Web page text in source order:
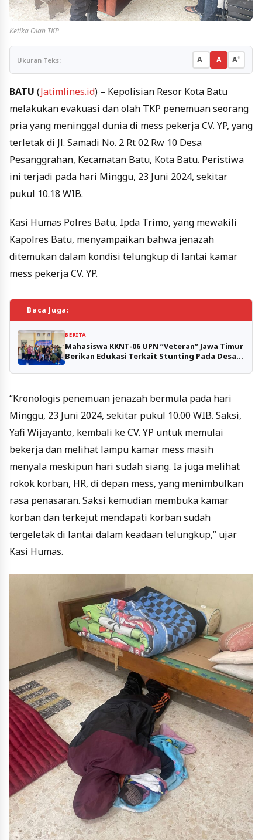
Ketika Olah TKP
Ukuran Teks: A− A A+
BATU (Jatimlines.id) – Kepolisian Resor Kota Batu
melakukan evakuasi dan olah TKP penemuan seorang
pria yang meninggal dunia di mess pekerja CV. YP, yang
terletak di Jl. Samadi No. 2 Rt 02 Rw 10 Desa
Pesanggrahan, Kecamatan Batu, Kota Batu. Peristiwa
ini terjadi pada hari Minggu, 23 Juni 2024, sekitar
pukul 10.18 WIB.
Kasi Humas Polres Batu, Ipda Trimo, yang mewakili
Kapolres Batu, menyampaikan bahwa jenazah
ditemukan dalam kondisi telungkup di lantai kamar
mess pekerja CV. YP.
Baca Juga:
BERITA
Mahasiswa KKNT-06 UPN “Veteran” Jawa Timur
Berikan Edukasi Terkait Stunting Pada Desa
“Kronologis penemuan jenazah bermula pada hari
Minggu, 23 Juni 2024, sekitar pukul 10.00 WIB. Saksi,
Yafi Wijayanto, kembali ke CV. YP untuk memulai
bekerja dan melihat lampu kamar mess masih
menyala meskipun hari sudah siang. Ia juga melihat
rokok korban, HR, di depan mess, yang menimbulkan
rasa penasaran. Saksi kemudian membuka kamar
korban dan terkejut mendapati korban sudah
tergeletak di lantai dalam keadaan telungkup,” ujar
Kasi Humas.